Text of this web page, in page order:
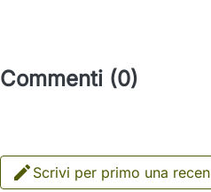
Commenti (0)
 Scrivi per primo una